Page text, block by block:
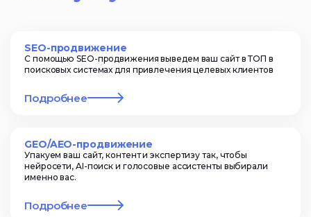
SEO-продвижение
С помощью SEO-продвижения выведем ваш сайт в ТОП в
поисковых системах для привлечения целевых клиентов
Подробнее
GEO/AEO-продвижение
Упакуем ваш сайт, контент и экспертизу так, чтобы
нейросети, AI-поиск и голосовые ассистенты выбирали
именно вас.
Подробнее